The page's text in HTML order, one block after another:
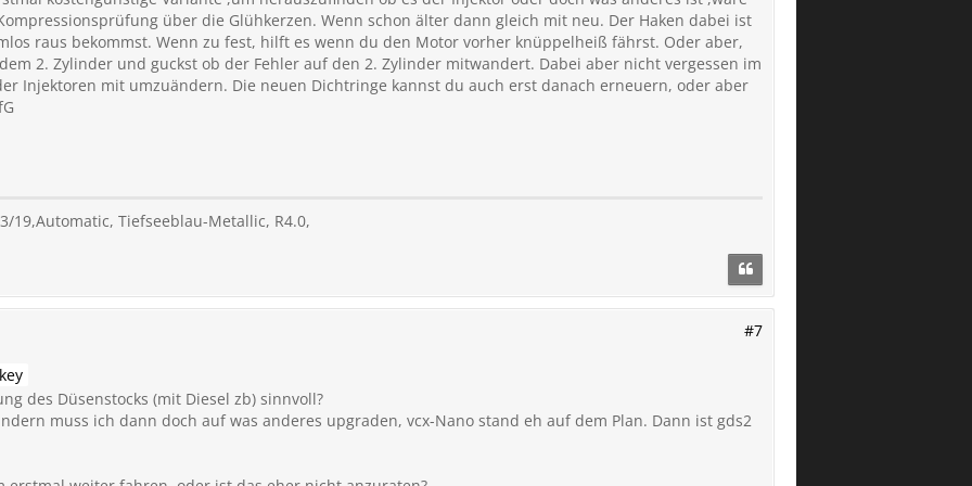
über die Glühkerzen. Wenn schon älter dann gleich mit neu. Der Haken dabei ist
raus bekommst. Wenn zu fest, hilft es wenn du den Motor vorher knüppelheiß fährst. Oder aber,
2. Zylinder und guckst ob der Fehler auf den 2. Zylinder mitwandert. Dabei aber nicht vergessen im
Injektoren mit umzuändern. Die neuen Dichtringe kannst du auch erst danach erneuern, oder aber
19,Automatic, Tiefseeblau-Metallic, R4.0,
#7
des Düsenstocks (mit Diesel zb) sinnvoll?
muss ich dann doch auf was anderes upgraden, vcx-Nano stand eh auf dem Plan. Dann ist gds2